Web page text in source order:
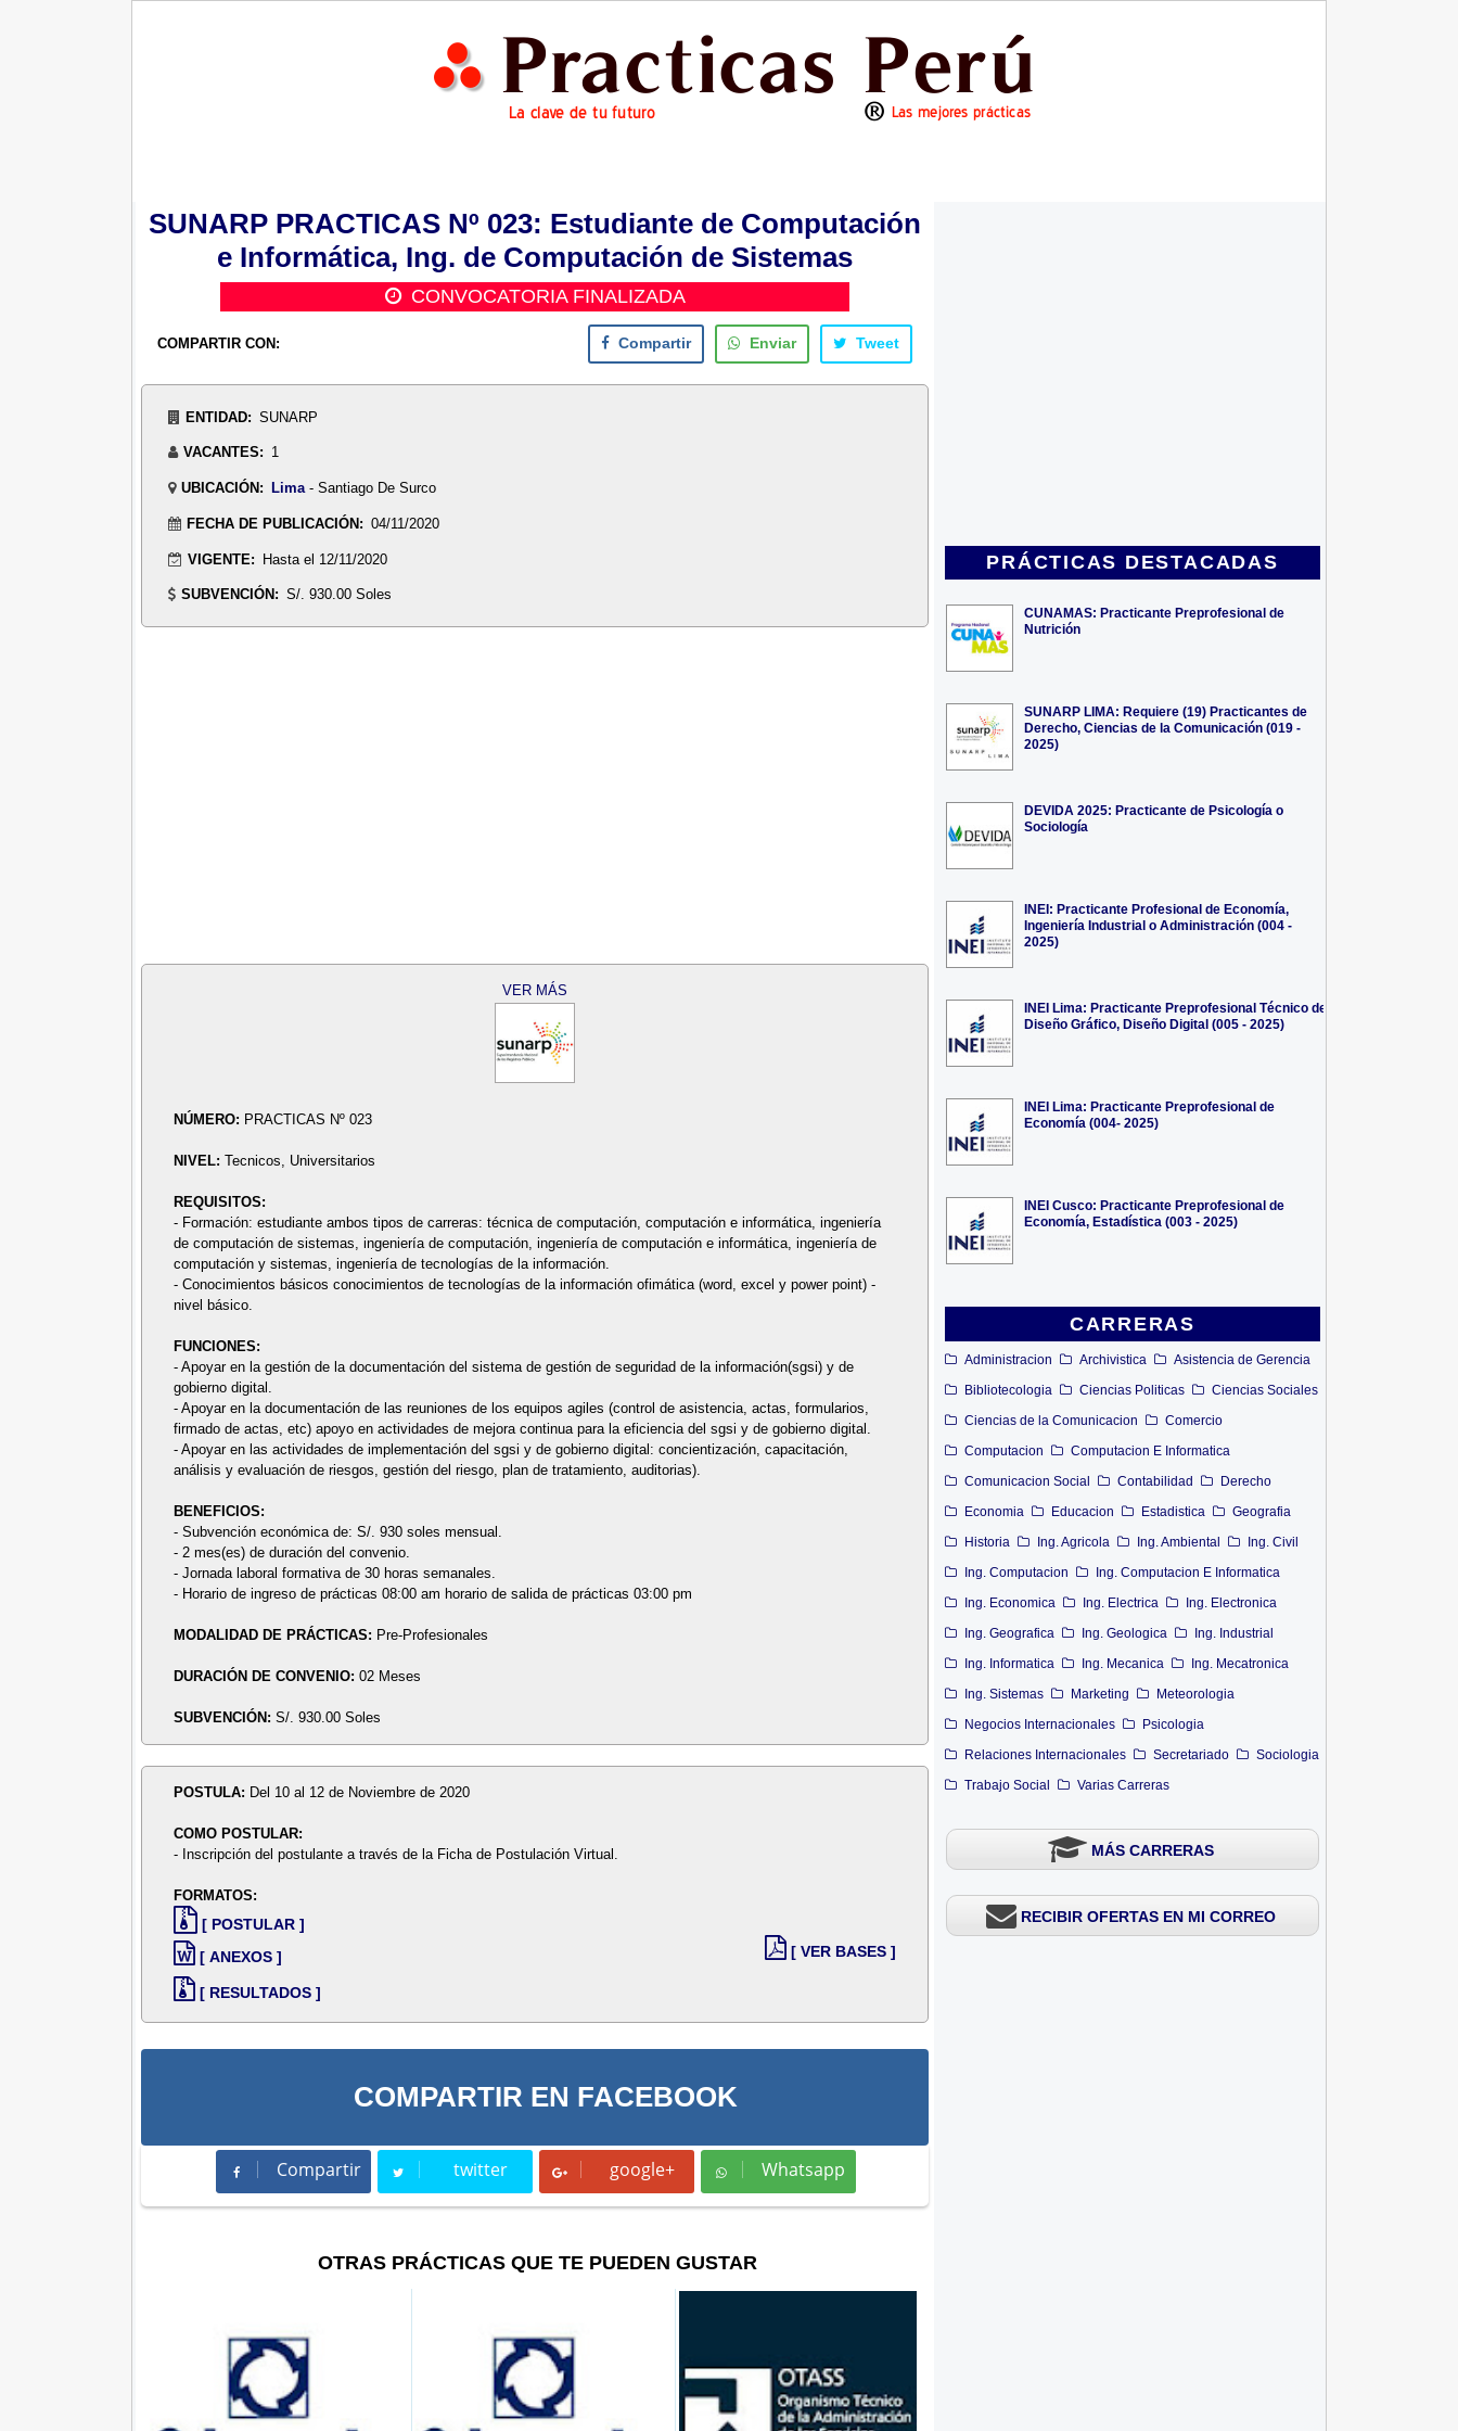
PRÁCTICAS DESTACADAS
CUNAMAS: Practicante Preprofesional de
Nutrición
SUNARP LIMA: Requiere (19) Practicantes de
Derecho, Ciencias de la Comunicación (019 -
2025)
DEVIDA 2025: Practicante de Psicología o
Sociología
INEI: Practicante Profesional de Economía,
Ingeniería Industrial o Administración (004 -
2025)
INEI Lima: Practicante Preprofesional Técnico de
Diseño Gráfico, Diseño Digital (005 - 2025)
INEI Lima: Practicante Preprofesional de
Economía (004- 2025)
INEI Cusco: Practicante Preprofesional de
Economía, Estadística (003 - 2025)
CARRERAS
Administracion Archivistica
Asistencia de Gerencia
Bibliotecologia
Ciencias Politicas
Ciencias Sociales
Ciencias de la Comunicacion
Comercio
Computacion
Computacion E Informatica
Comunicacion Social
Contabilidad
Derecho
Economia
Educacion Estadistica
Geografia
Historia
Ing. Agricola Ing. Ambiental
Ing. Civil
Ing. Computacion
Ing. Computacion E Informatica
Ing. Economica
Ing. Electrica
Ing. Electronica
Ing. Geografica
Ing. Geologica
Ing. Industrial
Ing. Informatica
Ing. Mecanica
Ing. Mecatronica
Ing. Sistemas
Marketing
Meteorologia
Negocios Internacionales
Psicologia
Relaciones Internacionales
Secretariado
Sociologia
Trabajo Social
Varias Carreras
MÁS CARRERAS
RECIBIR OFERTAS EN MI CORREO
SUNARP PRACTICAS Nº 023: Estudiante de Computación
e Informática, Ing. de Computación de Sistemas
CONVOCATORIA FINALIZADA
COMPARTIR CON: Compartir Enviar Tweet
ENTIDAD: SUNARP
VACANTES: 1
UBICACIÓN: Lima- Santiago De Surco
FECHA DE PUBLICACIÓN: 04/11/2020
VIGENTE: Hasta el 12/11/2020
SUBVENCIÓN: S/. 930.00 Soles
VER MÁS
NÚMERO: PRACTICAS Nº 023
NIVEL:Tecnicos, Universitarios
REQUISITOS:
- Formación: estudiante ambos tipos de carreras: técnica de computación, computación e informática, ingeniería
de computación de sistemas, ingeniería de computación, ingeniería de computación e informática, ingeniería de
computación y sistemas, ingeniería de tecnologías de la información.
- Conocimientos básicos conocimientos de tecnologías de la información ofimática (word, excel y power point) -
nivel básico.
FUNCIONES:
- Apoyar en la gestión de la documentación del sistema de gestión de seguridad de la información(sgsi) y de
gobierno digital.
- Apoyar en la documentación de las reuniones de los equipos agiles (control de asistencia, actas, formularios,
firmado de actas, etc) apoyo en actividades de mejora continua para la eficiencia del sgsi y de gobierno digital.
- Apoyar en las actividades de implementación del sgsi y de gobierno digital: concientización, capacitación,
análisis y evaluación de riesgos, gestión del riesgo, plan de tratamiento, auditorias).
BENEFICIOS:
- Subvención económica de: S/. 930 soles mensual.
- 2 mes(es) de duración del convenio.
- Jornada laboral formativa de 30 horas semanales.
- Horario de ingreso de prácticas 08:00 am horario de salida de prácticas 03:00 pm
MODALIDAD DE PRÁCTICAS: Pre-Profesionales
DURACIÓN DE CONVENIO:02 Meses
SUBVENCIÓN:S/. 930.00 Soles
POSTULA: Del 10 al 12 de Noviembre de 2020
COMO POSTULAR:
- Inscripción del postulante a través de la Ficha de Postulación Virtual.
FORMATOS:
[ POSTULAR ]
[ ANEXOS ]
[ RESULTADOS ]
[ VER BASES ]
COMPARTIR EN FACEBOOK
Compartir
Compartir twitter
Tweet google+ Whatsapp
Whatsapp
OTRAS PRÁCTICAS QUE TE PUEDEN GUSTAR